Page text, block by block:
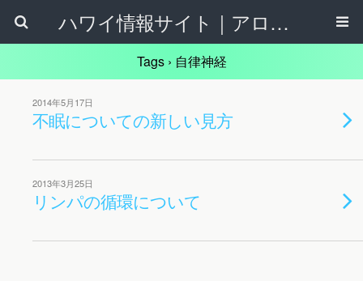
ハワイ情報サイト｜アロハタウンネット
Tags › 自律神経
2014年5月17日
不眠についての新しい見方
2013年3月25日
リンパの循環について